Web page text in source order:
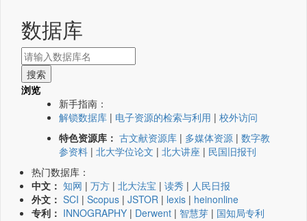
数据库
浏览
新手指南：
解锁数据库 | 电子资源的检索与利用 | 校外访问
特色资源库： 古文献资源库 | 多媒体资源 | 数字教
参资料 | 北大学位论文 | 北大讲座 | 民国旧报刊
热门数据库：
中文： 知网 | 万方 | 北大法宝 | 读秀 | 人民日报
外文： SCI | Scopus | JSTOR | lexis | heinonline
专利： INNOGRAPHY | Derwent | 智慧芽 | 国知局专利